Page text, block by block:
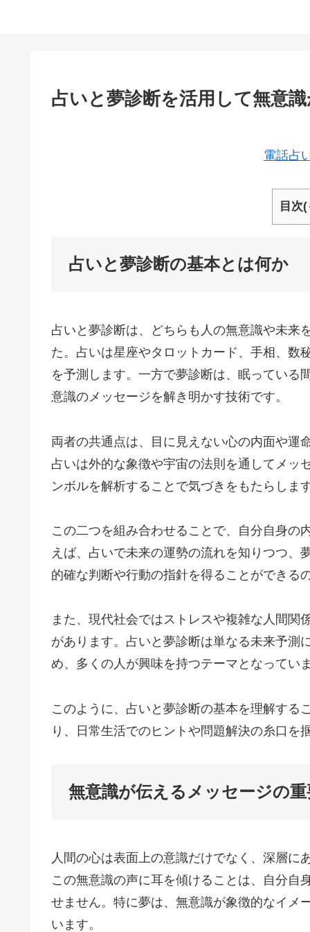
占いと夢診断を活用して無意
電話占
目次
占いと夢診断の基本とは何か
占いと夢診断は、どちらも人の無意識や未来
た。占いは星座やタロットカード、手相、数
を予測します。一方で夢診断は、眠っている
意識のメッセージを解き明かす技術です。
両者の共通点は、目に見えない心の内面や運
占いは外的な象徴や宇宙の法則を通してメッ
ンボルを解析することで気づきをもたらしま
この二つを組み合わせることで、自分自身の
えば、占いで未来の運勢の流れを知りつつ、
的確な判断や行動の指針を得ることができる
また、現代社会ではストレスや複雑な人間関
があります。占いと夢診断は単なる未来予測
め、多くの人が興味を持つテーマとなってい
このように、占いと夢診断の基本を理解する
り、日常生活でのヒントや問題解決の糸口を
無意識が伝えるメッセージの重
人間の心は表面上の意識だけでなく、深層
この無意識の声に耳を傾けることは、自分自
せません。特に夢は、無意識が象徴的なイメ
います。